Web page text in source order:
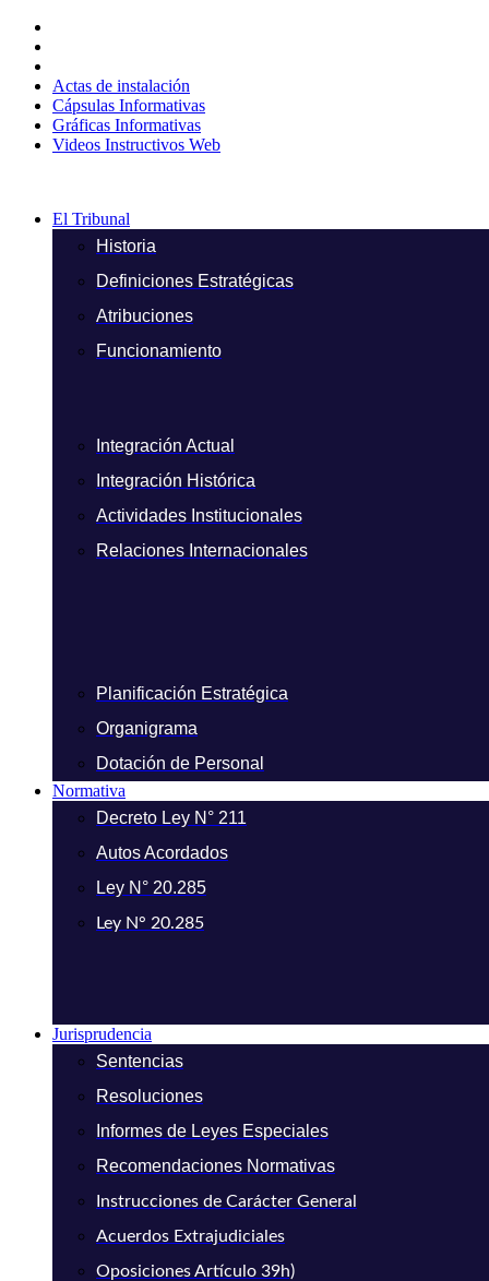
contenido
Actas de instalación
Cápsulas Informativas
Gráficas Informativas
Videos Instructivos Web
El Tribunal
Historia
Definiciones Estratégicas
Atribuciones
Funcionamiento
Integración Actual
Integración Histórica
Actividades Institucionales
Relaciones Internacionales
Planificación Estratégica
Organigrama
Dotación de Personal
Normativa
Decreto Ley N° 211
Autos Acordados
Ley N° 20.285
Ley N° 20.285
Jurisprudencia
Sentencias
Resoluciones
Informes de Leyes Especiales
Recomendaciones Normativas
Instrucciones de Carácter General
Acuerdos Extrajudiciales
Oposiciones Artículo 39h)